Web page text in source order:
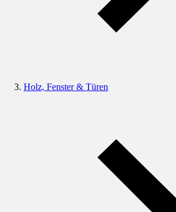
Holz, Fenster & Türen